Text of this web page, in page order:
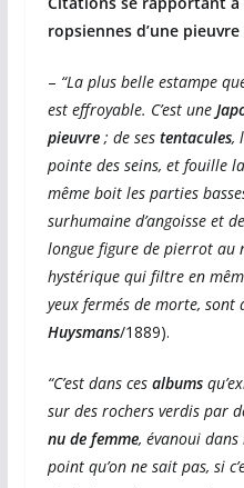
ropsiennes d’une
– “La plus belle estampe
est effroyable. C’est une
pieuvre; de ses tentacules,
pointe des seins, et fouille
même boit les parties
surhumaine d’angoisse et
longue figure de pierrot au
hystérique qui filtre en
yeux fermés de morte, sont
Huysmans/1889).
“C’est dans ces albums
sur des rochers verdis par
nu de femme, évanoui dans
point qu’on ne sait pas, si